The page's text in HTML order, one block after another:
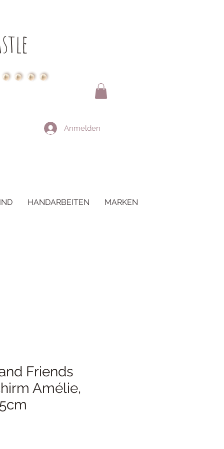
Anmelden
HANDARBEITEN MARKEN
Friends
Amélie,